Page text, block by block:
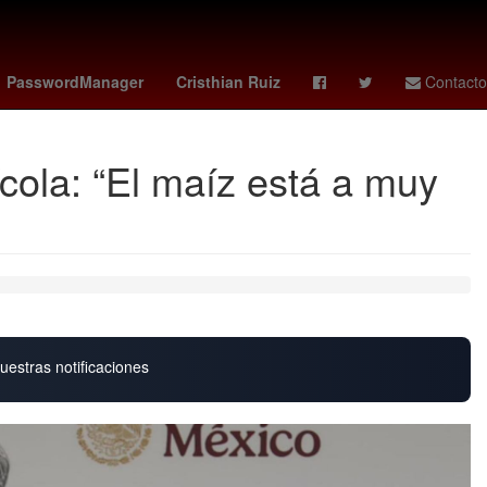
PasswordManager Cristhian Ruiz Contacto
2026 Selección de fútbol de España cubs - giants
“El maíz está a muy
notificaciones